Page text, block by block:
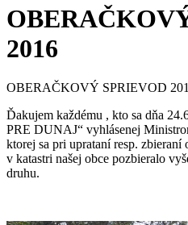
2016
OBERAČKOVÝ SPRIEVOD
Ďakujem každému , kto sa dňa
PRE DUNAJ“ vyhlásenej
ktorej sa pri uprataní resp.
v katastri našej obce pozbieralo
druhu.